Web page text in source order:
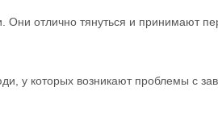
Они отлично тянуться и принимают
у которых возникают проблемы с